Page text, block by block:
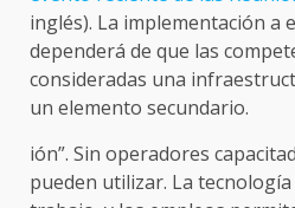
inglés). La implementación a
dependerá de que las
consideradas una
un elemento secundario.
ión”. Sin operadores
pueden utilizar. La